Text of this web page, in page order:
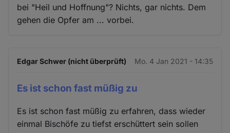
bei "Heil und Hoffnung"? Nichts, gar nichts. Dem
gehen die Opfer am ... vorbei.
Edgar Schwer (nicht überprüft) Mo. 4 Jan 2021 - 14:35
Es ist schon fast müßig zu
Es ist schon fast müßig zu erfahren, dass wieder
einmal Bischöfe zu tiefst erschüttert sein sollen